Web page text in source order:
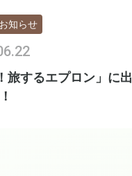
旅するエプロン」に出
知らせ